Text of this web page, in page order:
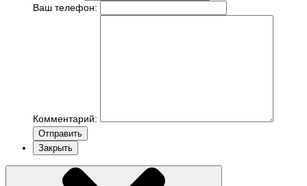
Ваш телефон:
Комментарий:
Отправить
Закрыть